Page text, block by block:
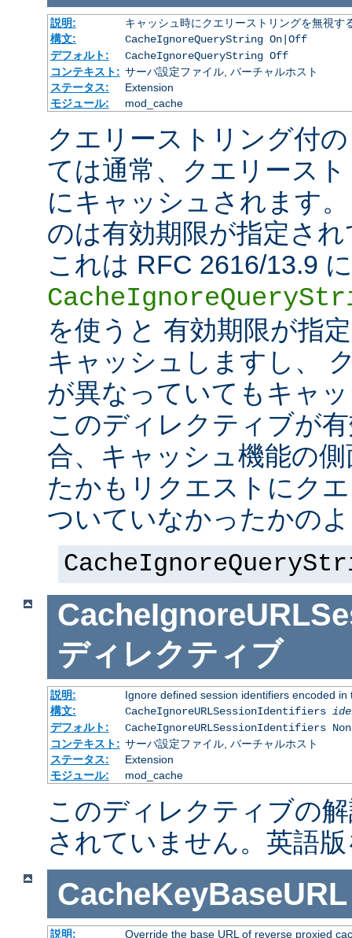
説明:
キャッシュ時にクエリーストリングを無視す
構文:
CacheIgnoreQueryString On|Off
デフォルト:
CacheIgnoreQueryString Off
コンテキスト: サーバ設定ファイル, バーチャルホスト
ステータス:
Extension
モジュール:
mod_cache
クエリーストリング付
ては通常、クエリース
にキャッシュされます
のは有効期限が指定さ
これは RFC 2616/13.9
を使うと 有効期限が指
キャッシュしますし、
が異なっていてもキャ
このディレクティブが
合、キャッシュ機能の
たかもリクエストにク
ついていなかったかの
ディレクティブ
説明:
Ignore defined session identifiers encoded in
構文:
CacheIgnoreURLSessionIdentifiers
デフォルト:
CacheIgnoreURLSessionIdentifiers
コンテキスト: サーバ設定ファイル, バーチャルホスト
ステータス:
Extension
モジュール:
mod_cache
このディレクティブの
されていません。英語
CacheKeyBaseURL
説明:
Override the base URL of reverse proxied